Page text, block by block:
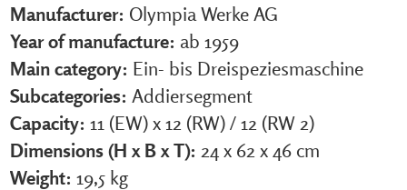
Manufacturer: Olympia Werke AG
Year of manufacture: ab 1959
Main category: Ein- bis Dreispeziesmaschine
Subcategories: Addiersegment
Capacity: 11 (EW) x 12 (RW)/12 (RW 2)
Dimensions (H x B x T): 24 x 62 x 46 cm
Weight: 19,5 kg